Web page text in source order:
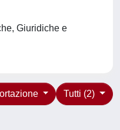
Giuridiche e
Tutti (2)